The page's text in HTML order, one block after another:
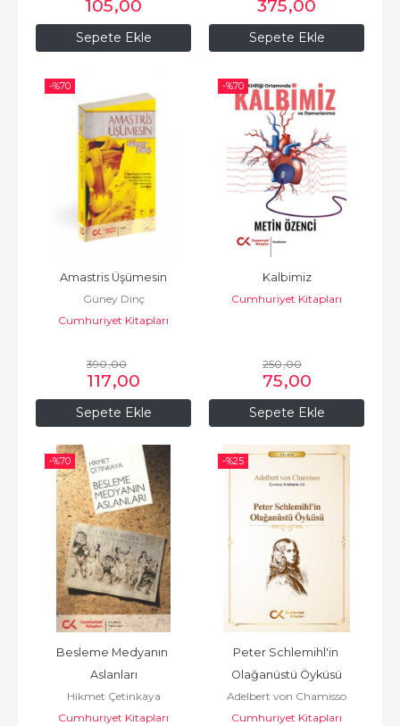
Sepete Ekle
105,00
Sepete Ekle
375,00
-%70
Sepete Ekle
Amastris Üşümesin
Güney Dinç
Cumhuriyet Kitapları
390,00
117,00
-%70
Sepete Ekle
Kalbimiz
Cumhuriyet Kitapları
250,00
75,00
-%70
Besleme Medyanın
Aslanları
Hikmet Çetinkaya
Cumhuriyet Kitapları
-%25
Peter Schlemihl'in
Olağanüstü Öyküsü
Adelbert von Chamisso
Cumhuriyet Kitapları